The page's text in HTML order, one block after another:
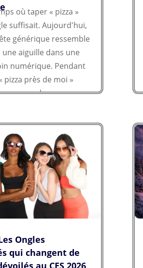
où taper « pizza »
suffisait. Aujourd'hui,
générique ressemble
aiguille dans une
numérique. Pendant
pizza près de moi »
cascade
en...
Ongles
qui changent de